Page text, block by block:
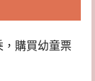
，購買幼童票